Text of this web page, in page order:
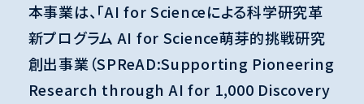
本事業は、「AI for Scienceによる科学研究革
新プログラム AI for Science萌芽的挑戦研究
創出事業（SPReAD:Supporting Pioneering
Research through AI for 1,000 Discovery